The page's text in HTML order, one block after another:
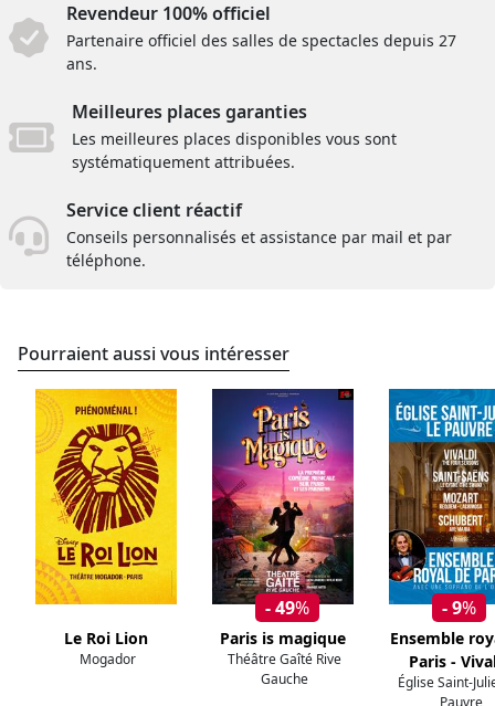
Revendeur 100% officiel
Partenaire officiel des salles de spectacles depuis 27
ans.
Meilleures places garanties
Les meilleures places disponibles vous sont
systématiquement attribuées.
Service client réactif
Conseils personnalisés et assistance par mail et par
téléphone.
Pourraient aussi vous intéresser
Le Roi Lion
Mogador
- 49%
Paris is magique
Théâtre Gaîté Rive
Gauche
- 9%
Ensemble
Paris -
Église Saint-